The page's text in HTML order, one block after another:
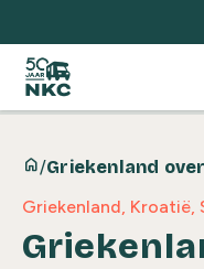
Ontdek
home/Griekenland
Griekenland, Kroatië,